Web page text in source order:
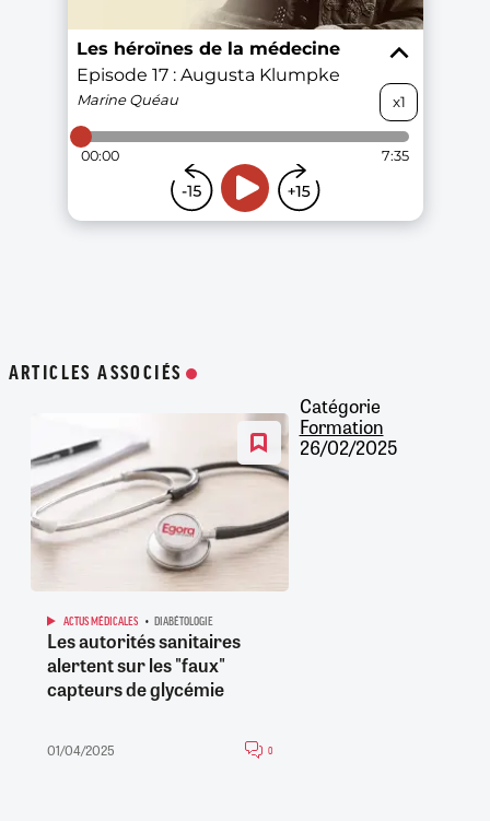
ARTICLES ASSOCIÉS
ACTUS MÉDICALES DIABÉTOLOGIE
Les autorités sanitaires
alertent sur les "faux"
capteurs de glycémie
01/04/2025 0
Catégorie
Formation
26/02/2025